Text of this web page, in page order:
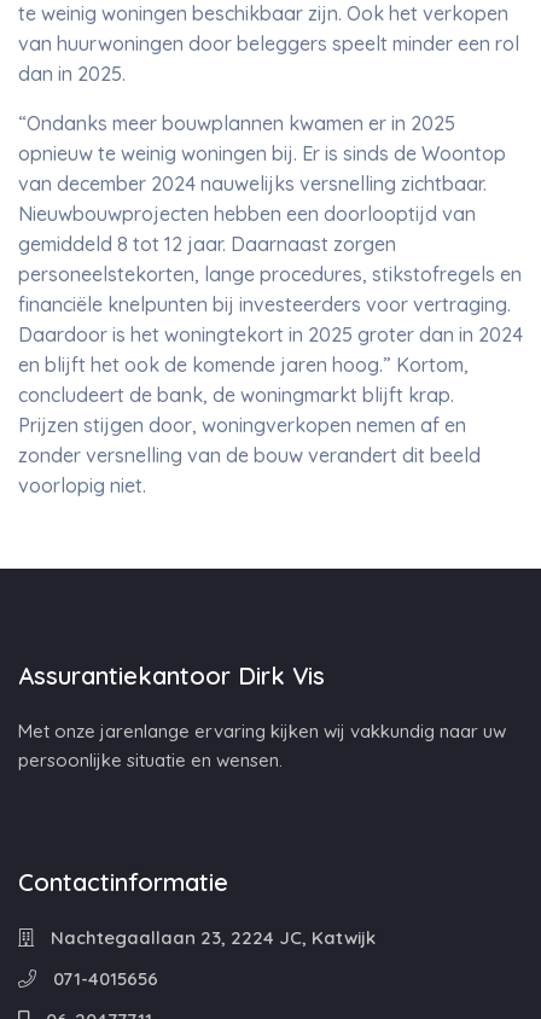
te weinig woningen beschikbaar zijn. Ook het verkopen
van huurwoningen door beleggers speelt minder een rol
dan in 2025.
“Ondanks meer bouwplannen kwamen er in 2025
opnieuw te weinig woningen bij. Er is sinds de Woontop
van december 2024 nauwelijks versnelling zichtbaar.
Nieuwbouwprojecten hebben een doorlooptijd van
gemiddeld 8 tot 12 jaar. Daarnaast zorgen
personeelstekorten, lange procedures, stikstofregels en
financiële knelpunten bij investeerders voor vertraging.
Daardoor is het woningtekort in 2025 groter dan in 2024
en blijft het ook de komende jaren hoog.” Kortom,
concludeert de bank, de woningmarkt blijft krap.
Prijzen stijgen door, woningverkopen nemen af en
zonder versnelling van de bouw verandert dit beeld
voorlopig niet.
Assurantiekantoor Dirk Vis
Met onze jarenlange ervaring kijken wij vakkundig naar uw
persoonlijke situatie en wensen.
Contactinformatie
Nachtegaallaan 23, 2224 JC, Katwijk
071-4015656